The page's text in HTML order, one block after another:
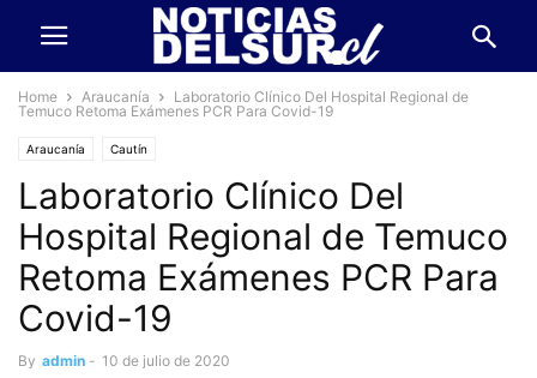
Home Araucanía
Laboratorio Clínico Del Hospital Regional de
Temuco Retoma Exámenes PCR Para Covid-19
Araucanía Cautín
Laboratorio Clínico Del
Hospital Regional de Temuco
Retoma Exámenes PCR Para
Covid-19
By admin - 10 de julio de 2020